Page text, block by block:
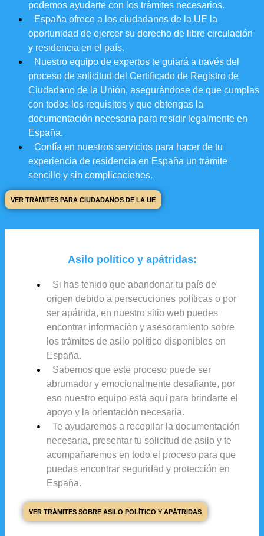
podemos ayudarte con los trámites necesarios.
España ofrece a los ciudadanos de la UE la
oportunidad de ejercer su derecho de libre circulación
y residencia en el país.
Nuestro equipo de expertos te guiará a través del
proceso de solicitud del Certificado de Registro de
Ciudadano de la Unión, asegurándose de que cumplas
con todos los requisitos y que obtengas la
documentación necesaria para residir legalmente en
España.
Confía en nuestros servicios para hacer de tu
experiencia de residencia en España un trámite
sencillo y sin complicaciones.
VER TRÁMITES PARA CIUDADANOS DE LA UE
Asilo político y apátridas:
Si has tenido que abandonar tu país de
origen debido a persecuciones políticas o por
ser apátrida, en nuestro sitio web puedes
encontrar información y asesoramiento sobre
los trámites de asilo político disponibles en
España.
Sabemos que este proceso puede ser
abrumador y emocionalmente desafiante, por
eso nuestro equipo está aquí para brindarte el
apoyo y la orientación necesaria.
Te ayudaremos a recopilar la documentación
necesaria, presentar tu solicitud de asilo y te
acompañaremos en todo el proceso para que
puedas encontrar seguridad y protección en
España.
VER TRÁMITES SOBRE ASILO POLÍTICO Y APÁTRIDAS